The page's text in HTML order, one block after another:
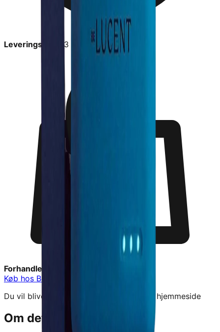
Leveringstid: 1-3 dage
Forhandler:
Køb hos Body & More
Du vil blive videresendt til forhandlerens hjemmeside
Om dette produkt